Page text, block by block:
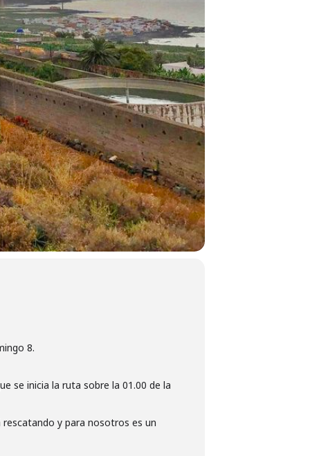
8.
se inicia la ruta sobre la 01.00 de la
y para nosotros es un